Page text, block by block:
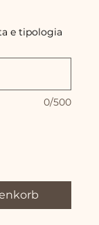
e tipologia
0/500